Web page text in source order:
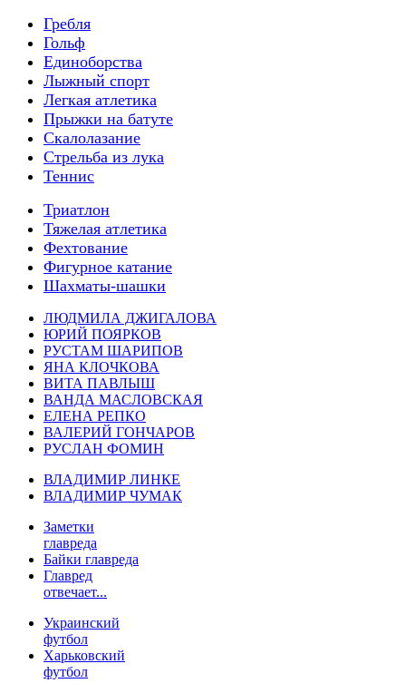
Гребля
Гольф
Единоборства
Лыжный спорт
Легкая атлетика
Прыжки на батуте
Скалолазание
Стрельба из лука
Теннис
Триатлон
Тяжелая атлетика
Фехтование
Фигурное катание
Шахматы-шашки
ЛЮДМИЛА ДЖИГАЛОВА
ЮРИЙ ПОЯРКОВ
РУСТАМ ШАРИПОВ
ЯНА КЛОЧКОВА
ВИТА ПАВЛЫШ
ВАНДА МАСЛОВСКАЯ
ЕЛЕНА РЕПКО
ВАЛЕРИЙ ГОНЧАРОВ
РУСЛАН ФОМИН
ВЛАДИМИР ЛИНКЕ
ВЛАДИМИР ЧУМАК
Заметки
главреда
Байки главреда
Главред
отвечает...
Украинский
футбол
Харьковский
футбол